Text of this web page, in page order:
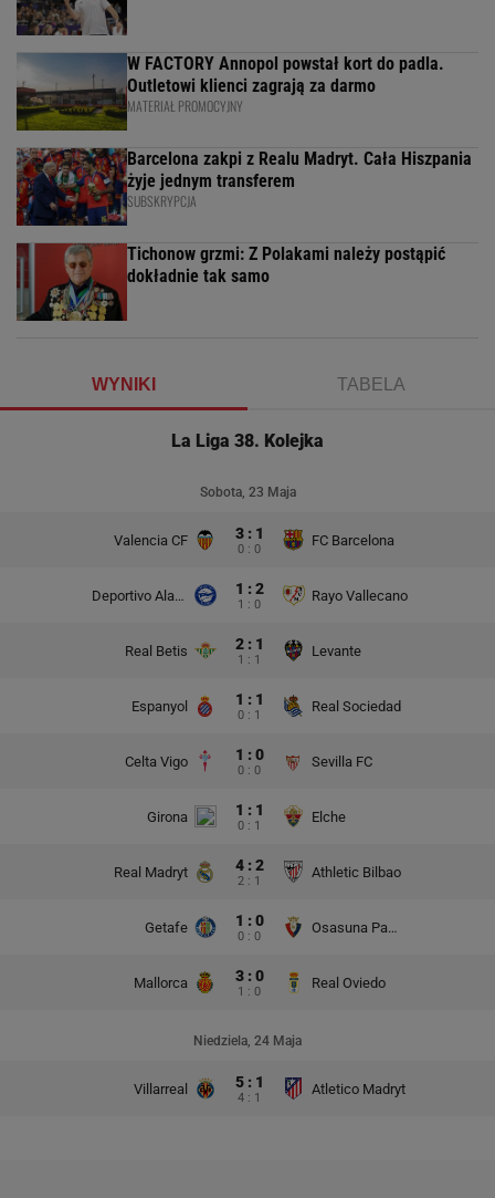
W FACTORY Annopol powstał kort do padla.
Outletowi klienci zagrają za darmo
MATERIAŁ PROMOCYJNY
Barcelona zakpi z Realu Madryt. Cała Hiszpania
żyje jednym transferem
SUBSKRYPCJA
Tichonow grzmi: Z Polakami należy postąpić
dokładnie tak samo
WYNIKI TABELA
La Liga 38. Kolejka
Sobota, 23 Maja
Valencia CF 3 : 1
0 : 0
FC Barcelona
Deportivo Alaves 1 : 2
1 : 0
Rayo Vallecano
Real Betis 2 : 1
1 : 1
Levante
Espanyol 1 : 1
0 : 1
Real Sociedad
Celta Vigo 1 : 0
0 : 0
Sevilla FC
Girona 1 : 1
0 : 1
Elche
Real Madryt 4 : 2
2 : 1
Athletic Bilbao
Getafe 1 : 0
0 : 0
Osasuna Pampeluna
Mallorca 3 : 0
1 : 0
Real Oviedo
Niedziela, 24 Maja
Villarreal 5 : 1
4 : 1
Atletico Madryt